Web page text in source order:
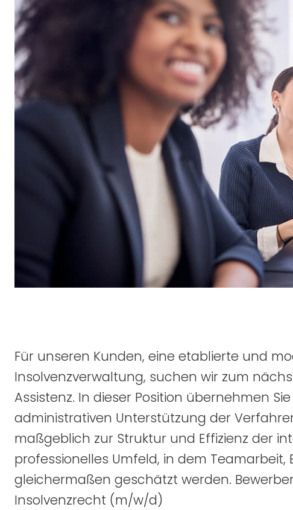
Für unseren Kunden, eine etablierte und
Insolvenzverwaltung, suchen wir zum
Assistenz. In dieser Position übernehmen
administrativen Unterstützung der
maßgeblich zur Struktur und Effizienz der
professionelles Umfeld, in dem
gleichermaßen geschätzt werden.
Insolvenzrecht (m/w/d)